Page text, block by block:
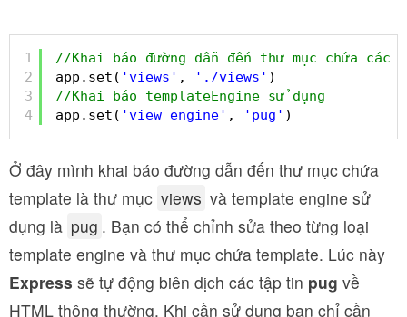
1
2
3
4
//Khai báo đường dẫn đến thư mục chứa các
app.set( 'views' , './views' )
//Khai báo templateEngine sử dụng
app.set( 'view engine' , 'pug' )
Ở đây mình khai báo đường dẫn đến thư mục chứa
template là thư mục views và template engine sử
dụng là pug . Bạn có thể chỉnh sửa theo từng loại
template engine và thư mục chứa template. Lúc này
Express sẽ tự động biên dịch các tập tin pug về
HTML thông thường. Khi cần sử dụng bạn chỉ cần